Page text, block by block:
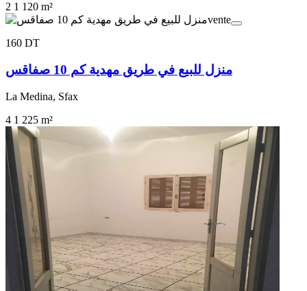
2 1 120 m²
vente
160 DT
منزل للبيع في طريق مهدية كم 10 صفاقس
La Medina, Sfax
4 1 225 m²